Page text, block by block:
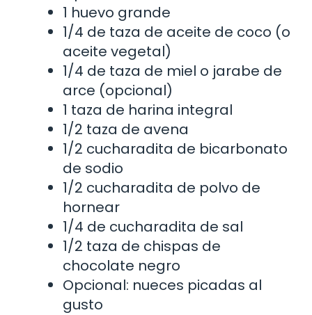
1 huevo grande
1/4 de taza de aceite de coco (o
aceite vegetal)
1/4 de taza de miel o jarabe de
arce (opcional)
1 taza de harina integral
1/2 taza de avena
1/2 cucharadita de bicarbonato
de sodio
1/2 cucharadita de polvo de
hornear
1/4 de cucharadita de sal
1/2 taza de chispas de
chocolate negro
Opcional: nueces picadas al
gusto